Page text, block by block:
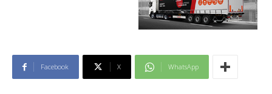
Facebook X WhatsApp